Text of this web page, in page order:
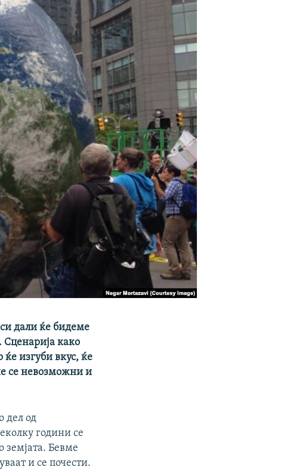
дали ќе бидеме
како
изгуби вкус, ќе
се невозможни и
дел од
години се
земјата. Бевме
и се почести.